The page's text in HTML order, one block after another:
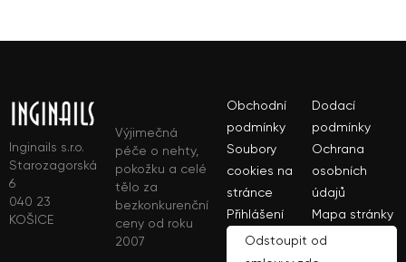
Inginails s.r.o.
Starozagorská
6
040 23
KOŠICE
Výjimečná
péče o nehty,
pokožku a celé
tělo za
bezkonkurenční
ceny od roku
2007
Obchodní
podmínky
Dodací
podmínky
Soubory
cookies na
stránce
Ochrana
osobních
údajů
Přihlášení
Mapa stránky
Odstoupit od